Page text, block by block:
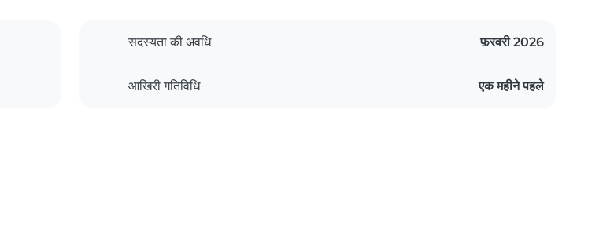
सदस्यता की अवधि फ़रवरी 2026
आखिरी गतिविधि एक महीने पहले